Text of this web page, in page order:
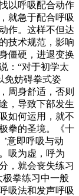
以呼吸配合动作
就急于配合呼吸
作。这样不但达
技术规范，影响
僵硬，进退变换
：“对于初学太
免妨碍拳式姿
周身舒适，否则
，导致下部发生
如何运用，就不
拳的圣境。《十
意即呼吸与动
吸为虚，呼为
，就会丧失练习
极拳练习中一般
吸法和发声呼吸